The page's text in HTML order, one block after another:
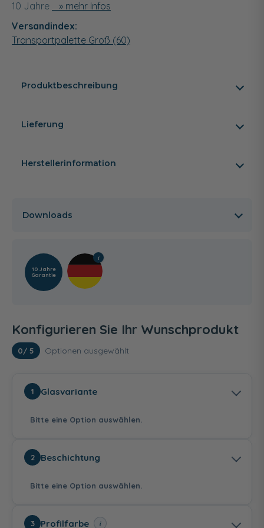
10 Jahre
» mehr Infos
Versandindex:
Transportpalette Groß (60)
Produktbeschreibung
Lieferung
Herstellerinformation
Downloads
10 Jahre
Garantie
Konfigurieren Sie Ihr Wunschprodukt
0/ 5 Optionen ausgewählt
1 Glasvariante
Bitte eine Option auswählen.
Echtglas - Klar hell
2 Beschichtung
Bitte eine Option auswählen.
3 Profilfarbe i